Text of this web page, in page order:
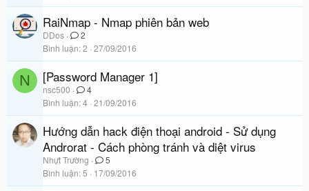
RaiNmap - Nmap phiên bản web
DDos
2
Bình luận 2 27/09/2016
N [Password Manager 1]
nsc500
4
Bình luận 4 21/09/2016
Hướng dẫn hack điện thoại android - Sử dụng
Androrat - Cách phòng tránh và diệt virus
Nhựt Trường
5
Bình luận 5 17/09/2016